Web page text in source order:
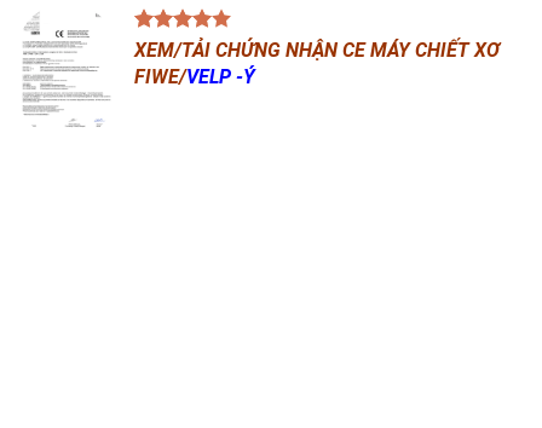
XEM/TẢI CHỨNG NHẬN CE MÁY CHIẾT XƠ
FIWE/VELP -Ý